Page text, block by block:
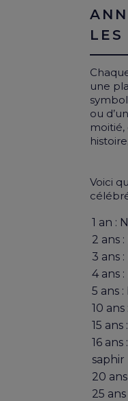
LES
une
ou
moitié,
Voici
1 an :
2 ans
3 ans
4 ans
5 ans
10 ans
15 ans
16
saphir
20
25